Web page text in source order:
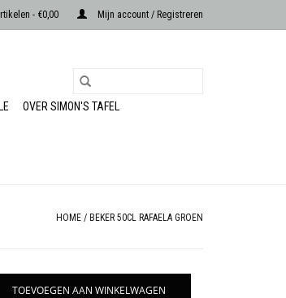
- €0,00 Mijn account / Registreren
OVER SIMON'S TAFEL
HOME / BEKER 50CL RAFAELA GROEN
TOEVOEGEN AAN WINKELWAGEN